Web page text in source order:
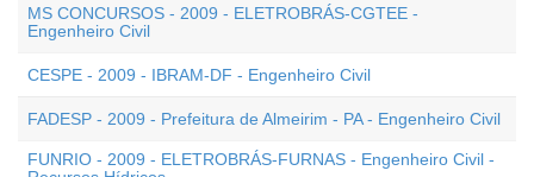
MS CONCURSOS - 2009 - ELETROBRÁS-CGTEE -
Engenheiro Civil
CESPE - 2009 - IBRAM-DF - Engenheiro Civil
FADESP - 2009 - Prefeitura de Almeirim - PA - Engenheiro Civil
FUNRIO - 2009 - ELETROBRÁS-FURNAS - Engenheiro Civil -